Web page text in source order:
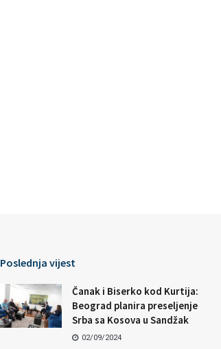
Poslednja vijest
Čanak i Biserko kod Kurtija:
Beograd planira preseljenje
Srba sa Kosova u Sandžak
02/09/2024